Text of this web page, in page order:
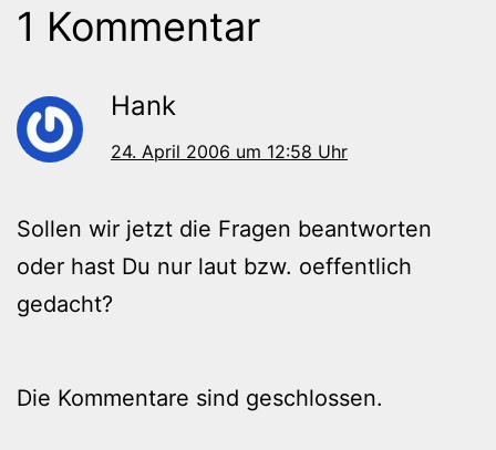
1 Kommentar
Hank
24. April 2006 um 12:58 Uhr
Sollen wir jetzt die Fragen beantworten
oder hast Du nur laut bzw. oeffentlich
gedacht?
Die Kommentare sind geschlossen.